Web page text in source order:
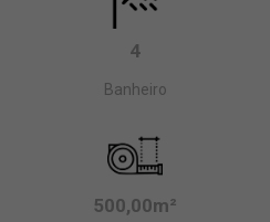
4
Banheiro
500,00m²